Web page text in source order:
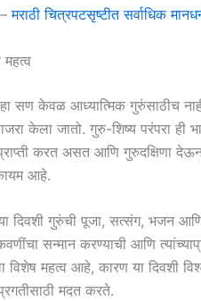
–मराठी चित्रपटसृष्टीत सर्वाधिक
महत्व
हा सण केवळ आध्यात्मिक गुरुंसाठीच
केला जातो. गुरु-शिष्य परंपरा ही
करत असत आणि गुरुदक्षिणा
आहे.
दिवशी गुरुंची पूजा, सत्संग, भजन
सन्मान करण्याची आणि
विशेष महत्व आहे, कारण या दिवशी
मदत करते.